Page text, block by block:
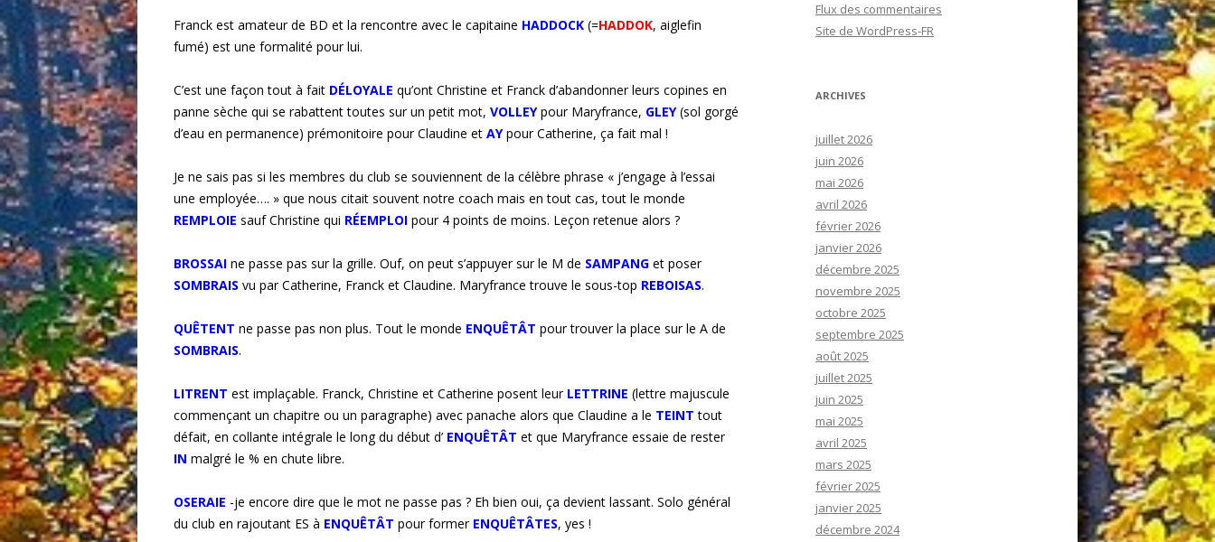
Franck est amateur de BD et la rencontre avec le capitaine HADDOCK (=HADDOK, aiglefin
fumé) est une formalité pour lui.
C’est une façon tout à fait DÉLOYALE qu’ont Christine et Franck d’abandonner leurs copines en
panne sèche qui se rabattent toutes sur un petit mot, VOLLEY pour Maryfrance, GLEY (sol gorgé
d’eau en permanence) prémonitoire pour Claudine et AY pour Catherine, ça fait mal !
Je ne sais pas si les membres du club se souviennent de la célèbre phrase « j’engage à l’essai
une employée…. » que nous citait souvent notre coach mais en tout cas, tout le monde
REMPLOIE sauf Christine qui RÉEMPLOI pour 4 points de moins. Leçon retenue alors ?
BROSSAI ne passe pas sur la grille. Ouf, on peut s’appuyer sur le M de SAMPANG et poser
SOMBRAIS vu par Catherine, Franck et Claudine. Maryfrance trouve le sous-top REBOISAS.
QUÊTENT ne passe pas non plus. Tout le monde ENQUÊTÂT pour trouver la place sur le A de
SOMBRAIS.
LITRENT est implaçable. Franck, Christine et Catherine posent leur LETTRINE (lettre majuscule
commençant un chapitre ou un paragraphe) avec panache alors que Claudine a le TEINT tout
défait, en collante intégrale le long du début d’ ENQUÊTÂT et que Maryfrance essaie de rester
IN malgré le % en chute libre.
OSERAIE -je encore dire que le mot ne passe pas ? Eh bien oui, ça devient lassant. Solo général
du club en rajoutant ES à ENQUÊTÂT pour former ENQUÊTÂTES, yes !
Flux des commentaires
Site de WordPress-FR
ARCHIVES
juillet 2026
juin 2026
mai 2026
avril 2026
février 2026
janvier 2026
décembre 2025
novembre 2025
octobre 2025
septembre 2025
août 2025
juillet 2025
juin 2025
mai 2025
avril 2025
mars 2025
février 2025
janvier 2025
décembre 2024